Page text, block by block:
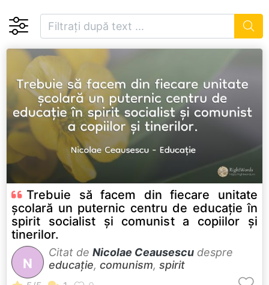
Trebuie să facem din fiecare unitate
școlară un puternic centru de educație în
spirit socialist și comunist a copiilor și
tinerilor.
N
Citat de Nicolae Ceausescu despre
educație, comunism, spirit